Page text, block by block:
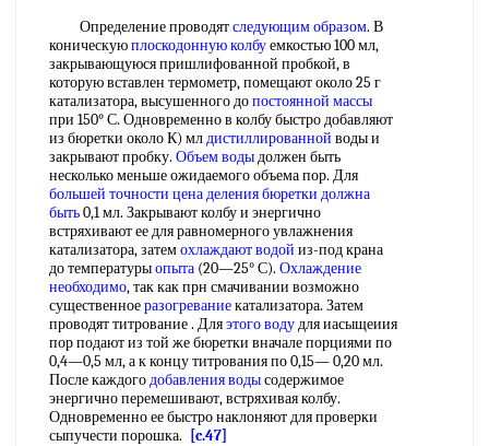
Определение проводятследующим образом. В
коническуюплоскодонную колбуемкостью 100 мл,
закрывающуюся пришлифованной пробкой, в
которую вставлен термометр, помещают около 25 г
катализатора, высушенного допостоянной массы
при 150° С. Одновременно в колбу быстро добавляют
из бюретки около К) млдистиллированной воды и
закрывают пробку. Объем водыдолжен быть
несколько меньше ожидаемого объема пор. Для
большей точности цена деления бюретки должна
быть0,1 мл. Закрывают колбу и энергично
встряхивают ее для равномерного увлажнения
катализатора, затемохлаждают водой из-под крана
до температурыопыта (20—25° С). Охлаждение
необходимо, так как прн смачивании возможно
существенноеразогреваниекатализатора. Затем
проводят титрование . Дляэтого водудля иасыщеиия
пор подают из той же бюретки вначале порциями по
0,4—0,5 мл, а к концу титрования по 0,15— 0,20 мл.
После каждогодобавления водысодержимое
энергично перемешивают, встряхивая колбу.
Одновременно ее быстро наклоняют для проверки
сыпучести порошка.
[c.47]